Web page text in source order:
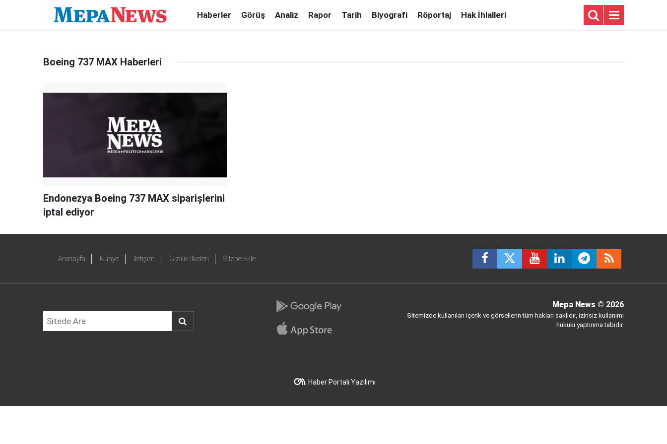
Haberler Görüş Analiz Rapor Tarih Biyografi Röportaj Hak İhlalleri
Boeing 737 MAX Haberleri
Endonezya Boeing 737 MAX siparişlerini
iptal ediyor
Anasayfa Künye İletişim Gizlilik İlkeleri Sitene Ekle
Mepa News © 2026
Sitemizde kullanılan içerik ve görsellerin tüm hakları saklıdır, izinsiz kullanımı
hukuki yaptırıma tabidir.
Haber Portalı Yazılımı